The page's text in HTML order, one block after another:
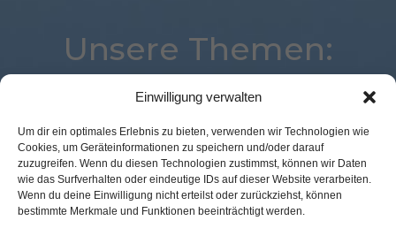
Einwilligung verwalten
Um dir ein optimales Erlebnis zu bieten, verwenden wir Technologien wie
Cookies, um Geräteinformationen zu speichern und/oder darauf
zuzugreifen. Wenn du diesen Technologien zustimmst, können wir Daten
wie das Surfverhalten oder eindeutige IDs auf dieser Website verarbeiten.
Wenn du deine Einwilligung nicht erteilst oder zurückziehst, können
bestimmte Merkmale und Funktionen beeinträchtigt werden.
Unsere Themen:
Logistik Expertenwissen Analytics
Location
Advertising
Corona Mobile
Payment
Kassenlose Läden
Künstliche Intelligenz
Best Retail Cases
Augmented Reality
Studie